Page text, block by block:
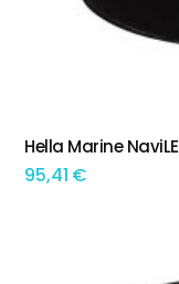
ADICIONAR
Hella Marine
95,41 €